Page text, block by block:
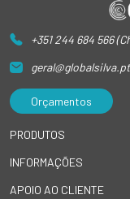
+351 244 684 566
geral@globalsilva.pt
Orçamentos
PRODUTOS
INFORMAÇÕES
APOIO AO CLIENTE